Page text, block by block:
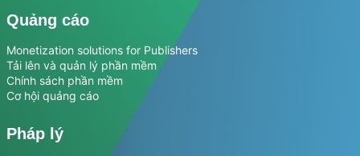
Quảng cáo
Monetization solutions for Publishers
Tải lên và quản lý phần mềm
Chính sách phần mềm
Cơ hội quảng cáo
Pháp lý